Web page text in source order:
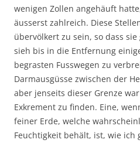
wenigen Zollen angehäuft
äusserst zahlreich. Diese
übervölkert zu sein, so dass
sieh bis in die Entfernung
begrasten Fusswegen zu
Darmausgüsse zwischen der
aber jenseits dieser Grenze
Exkrement zu finden. Eine,
feiner Erde, welche
Feuchtigkeit behält, ist, wie ich